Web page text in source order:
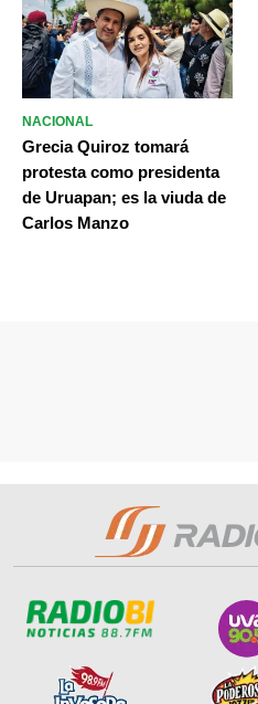
NACIONAL
Grecia Quiroz tomará
protesta como presidenta
de Uruapan; es la viuda de
Carlos Manzo